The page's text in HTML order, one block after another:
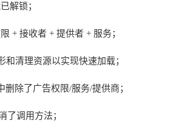
解锁；
+ 接收者 + 提供者 + 服务；
和清理资源以实现快速加载；
删除了广告权限/服务/提供商；
了调用方法；